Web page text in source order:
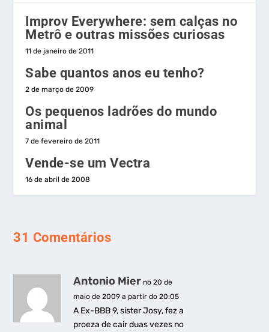
Improv Everywhere: sem calças no
Metrô e outras missões curiosas
11 de janeiro de 2011
Sabe quantos anos eu tenho?
2 de março de 2009
Os pequenos ladrões do mundo
animal
7 de fevereiro de 2011
Vende-se um Vectra
16 de abril de 2008
31 Comentários
Antonio Mier no 20 de
maio de 2009 a partir do 20:05
A Ex-BBB 9, sister Josy, fez a
proeza de cair duas vezes no